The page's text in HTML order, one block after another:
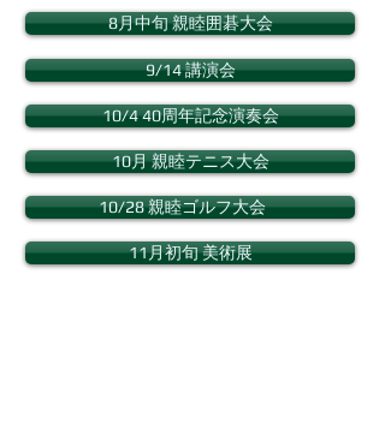
8月中旬 親睦囲碁大会
9/14 講演会
10/4 40周年記念演奏会
10月 親睦テニス大会
10/28 親睦ゴルフ大会
11月初旬 美術展